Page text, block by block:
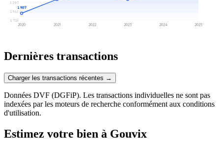
1 716
1 962
2 207
1 907
2020 2021 2022 2023 2024 2025
Dernières transactions
Charger les transactions récentes →
Données DVF (DGFiP). Les transactions individuelles ne sont pas
indexées par les moteurs de recherche conformément aux conditions
d'utilisation.
Estimez votre bien à Gouvix